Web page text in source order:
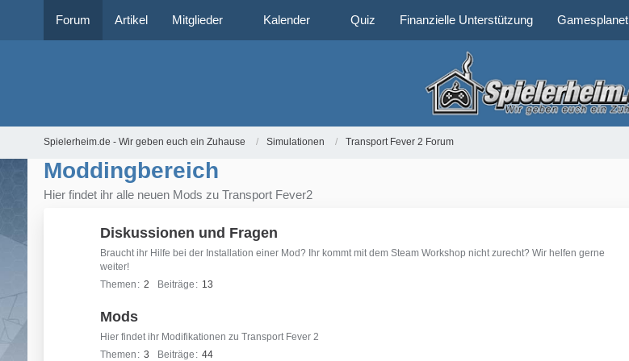
Forum Artikel Mitglieder Kalender Quiz Finanzielle Unterstützung Gamesplanet
Spielerheim.de - Wir geben euch ein Zuhause Simulationen Transport Fever 2 Forum
Moddingbereich
Hier findet ihr alle neuen Mods zu Transport Fever2
Diskussionen und Fragen
Braucht ihr Hilfe bei der Installation einer Mod? Ihr kommt mit dem Steam Workshop nicht zurecht? Wir helfen gerne
weiter!
Themen
2 Beiträge 13
Mods
Hier findet ihr Modifikationen zu Transport Fever 2
Themen
3 Beiträge 44